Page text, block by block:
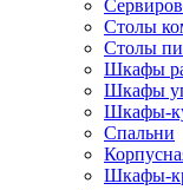
Столы
Столы
Шкафы
Шкафы
Шкафы-
Спальни
Шкафы-